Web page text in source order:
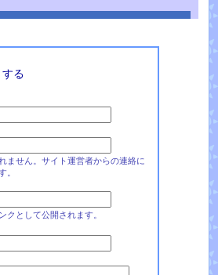
る
ません。サイト運営者からの連絡に
。
クとして公開されます。